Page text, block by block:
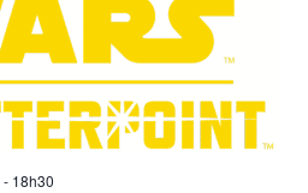
de
vues
- 18h30